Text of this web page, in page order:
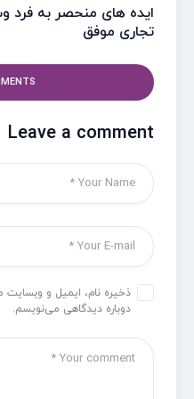
ایده های منحصر به فرد
تجاری موفق
Leave a comment
ذخیره نام، ایمیل و وبسایت
دوباره دیدگاهی می‌نویسم.